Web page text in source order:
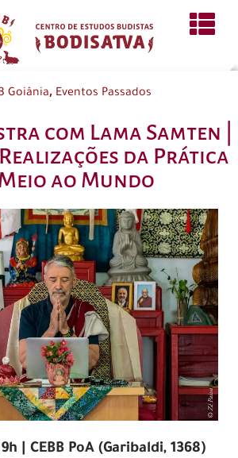
Goiânia, Eventos Passados
com Lama Samten |
da Prática
ao Mundo
| CEBB PoA (Garibaldi, 1368)